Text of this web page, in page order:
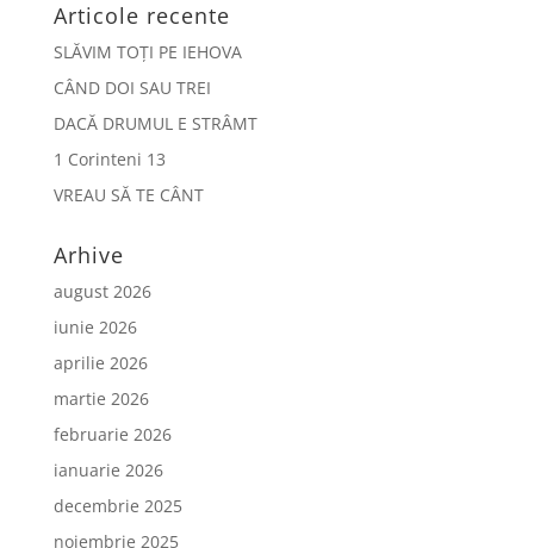
Articole recente
SLĂVIM TOȚI PE IEHOVA
CÂND DOI SAU TREI
DACĂ DRUMUL E STRÂMT
1 Corinteni 13
VREAU SĂ TE CÂNT
Arhive
august 2026
iunie 2026
aprilie 2026
martie 2026
februarie 2026
ianuarie 2026
decembrie 2025
noiembrie 2025